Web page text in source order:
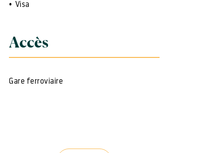
Visa
Accès
Gare ferroviaire